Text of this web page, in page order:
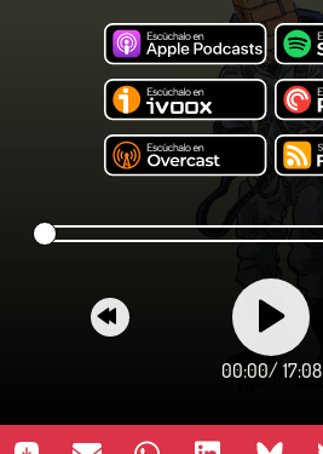
00:00/ 17:08